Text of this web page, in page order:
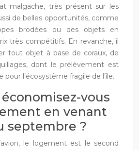
malgache, très présent sur les
de belles opportunités, comme
brodées ou des objets en
très compétitifs. En revanche, il
tout objet à base de coraux, de
dont le prélèvement est
l’écosystème fragile de l’île.
vous
en venant
septembre ?
le logement est le second